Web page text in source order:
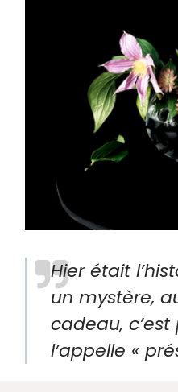
Hier était
un mystère,
cadeau,
l’appelle «